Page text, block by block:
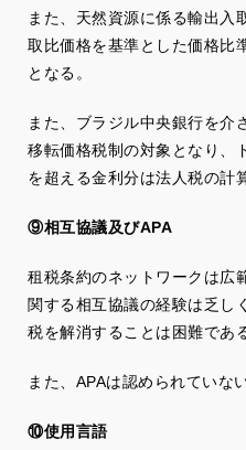
また、天然資源に係る輸出入
取比価格を基準とした価格比
となる。
また、ブラジル中央銀行を介
移転価格税制の対象となり、
を超える金利分は法人税の計
⑨相互協議及びAPA
租税条約のネットワークは広
関する相互協議の経験は乏し
税を解消することは困難であ
また、APAは認められていない
⑩使用言語